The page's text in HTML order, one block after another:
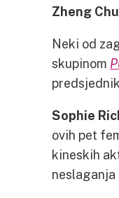
Zheng
Neki od
skupinom
Sophie
ovih pet
kineskih